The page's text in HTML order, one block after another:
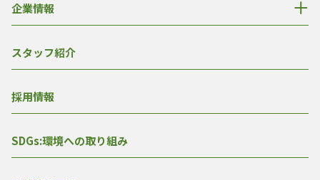
企業情報
スタッフ紹介
採用情報
SDGs:環境への取り組み